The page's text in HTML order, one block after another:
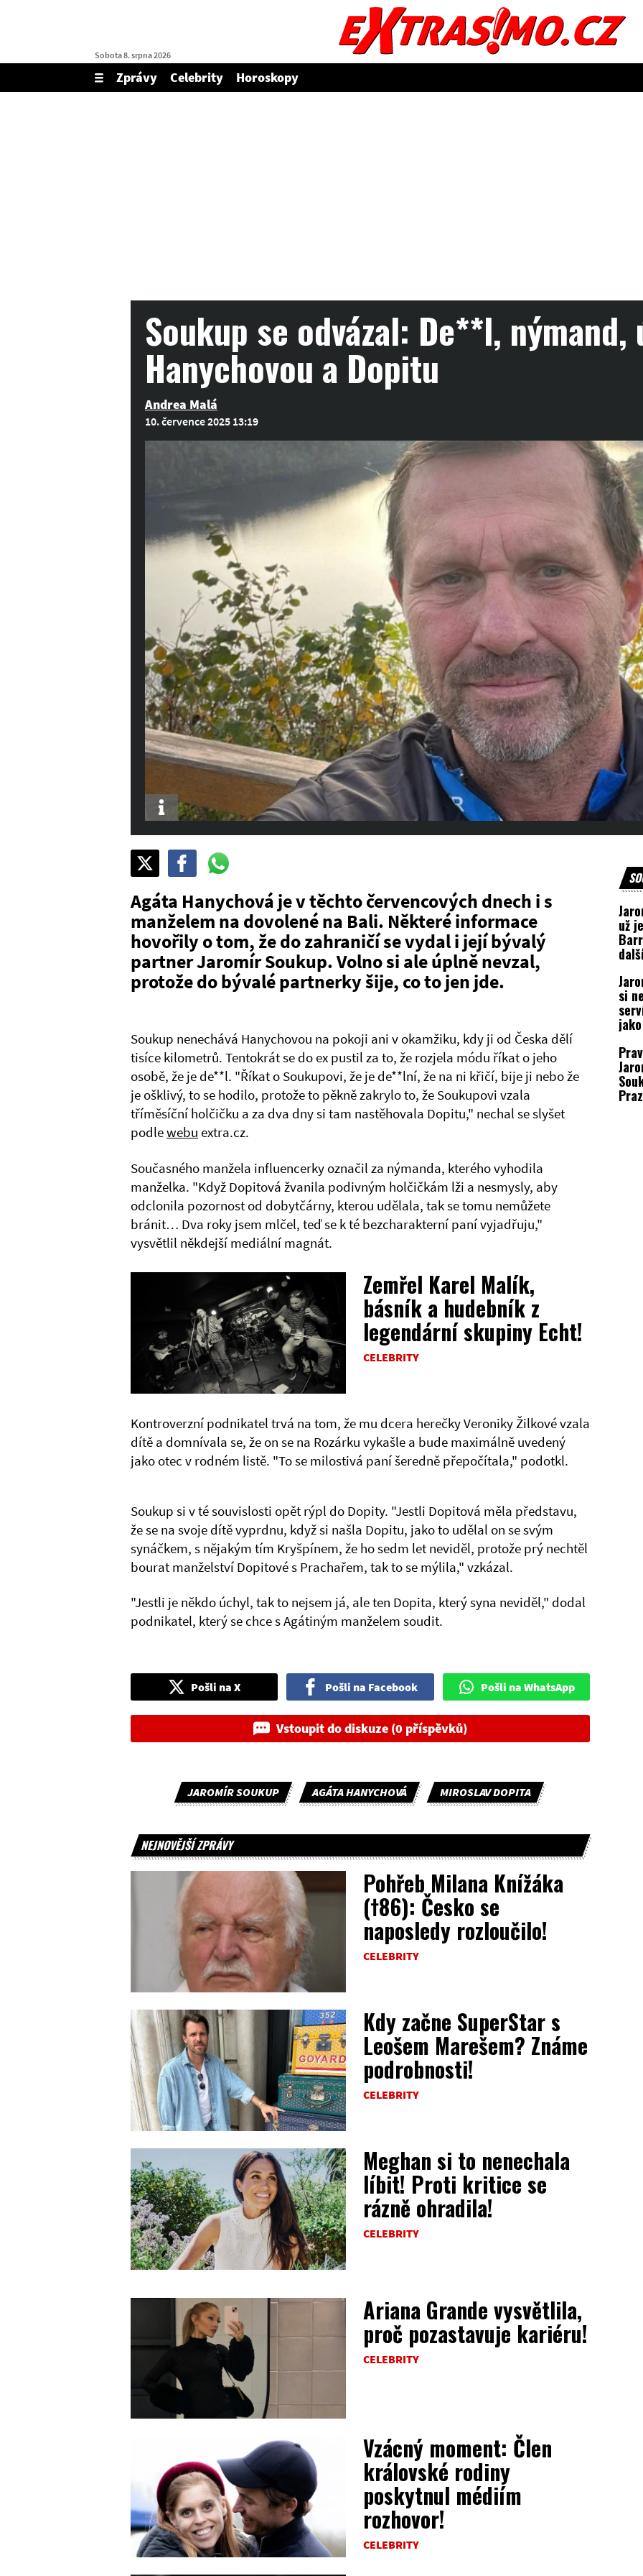
Sobota 8. srpna 2026
Zobrazit/skrýt
menu
Zprávy Celebrity
Horoskopy
Soukup se odvázal: De**l, nýmand,
Hanychovou a Dopitu
Andrea Malá
10. července 2025 13:19
Info
Pošli
na
Pošli
na
FacebookWhatsAppu
Agáta Hanychová je v těchto červencových dnech i s
manželem na dovolené na Bali. Některé informace
hovořily o tom, že do zahraničí se vydal i její bývalý
partner Jaromír Soukup. Volno si ale úplně nevzal,
protože do bývalé partnerky šije, co to jen jde.
Soukup nenechává Hanychovou na pokoji ani v okamžiku, kdy ji od Česka dělí
tisíce kilometrů. Tentokrát se do ex pustil za to, že rozjela módu říkat o jeho
osobě, že je de**l. "Říkat o Soukupovi, že je de**lní, že na ni křičí, bije ji nebo že
je ošklivý, to se hodilo, protože to pěkně zakrylo to, že Soukupovi vzala
tříměsíční holčičku a za dva dny si tam nastěhovala Dopitu," nechal se slyšet
podlewebu extra.cz.
Současného manžela influencerky označil za nýmanda, kterého vyhodila
manželka. "Když Dopitová žvanila podivným holčičkám lži a nesmysly, aby
odclonila pozornost od dobytčárny, kterou udělala, tak se tomu nemůžete
bránit… Dva roky jsem mlčel, teď se k té bezcharakterní paní vyjadřuju,"
vysvětlil někdejší mediální magnát.
Zemřel Karel Malík,
básník a hudebník z
legendární skupiny Echt!
CELEBRITY
Kontroverzní podnikatel trvá na tom, že mu dcera herečky Veroniky Žilkové vzala
dítě a domnívala se, že on se na Rozárku vykašle a bude maximálně uvedený
jako otec v rodném listě. "To se milostivá paní šeredně přepočítala," podotkl.
Soukup si v té souvislosti opět rýpl do Dopity. "Jestli Dopitová měla představu,
že se na svoje dítě vyprdnu, když si našla Dopitu, jako to udělal on se svým
synáčkem, s nějakým tím Kryšpínem, že ho sedm let neviděl, protože prý nechtěl
bourat manželství Dopitové s Prachařem, tak to se mýlila," vzkázal.
"Jestli je někdo úchyl, tak to nejsem já, ale ten Dopita, který syna neviděl," dodal
podnikatel, který se chce s Agátiným manželem soudit.
Pošli na X Pošli na Facebook Pošli na WhatsApp
Vstoupit do diskuze (0 příspěvků)
JAROMÍR SOUKUP AGÁTA HANYCHOVÁ MIROSLAV DOPITA
NEJNOVĚJŠÍ ZPRÁVY
Pohřeb Milana Knížáka
(†86): Česko se
naposledy rozloučilo!
CELEBRITY
Kdy začne SuperStar s
Leošem Marešem? Známe
podrobnosti!
CELEBRITY
Meghan si to nenechala
líbit! Proti kritice se
rázně ohradila!
CELEBRITY
Ariana Grande vysvětlila,
proč pozastavuje kariéru!
CELEBRITY
Vzácný moment: Člen
královské rodiny
poskytnul médiím
rozhovor!
CELEBRITY
už
si
nic